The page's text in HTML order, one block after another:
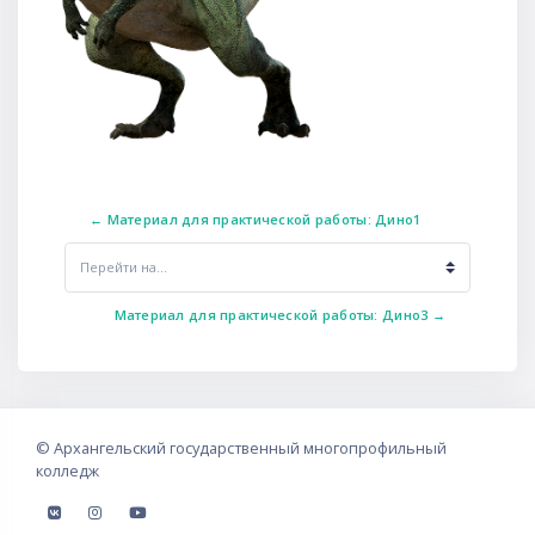
← Материал для практической работы: Дино1
Перейти на...
Материал для практической работы: Дино3 →
© Архангельский государственный многопрофильный
колледж